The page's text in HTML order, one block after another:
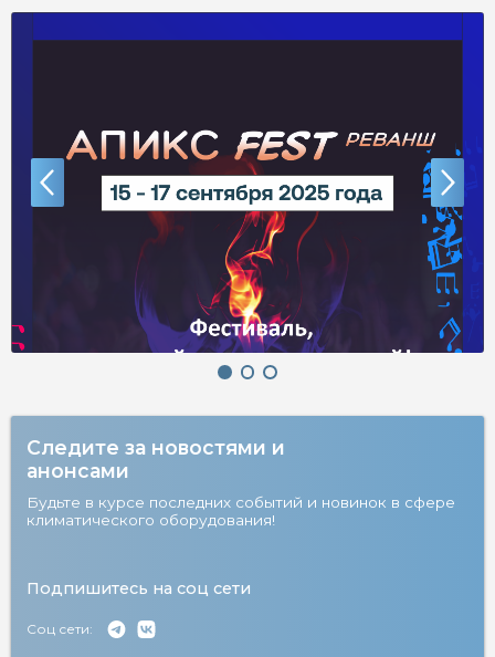
Следите за новостями и
анонсами
Будьте в курсе последних событий и новинок в сфере
климатического оборудования!
Подпишитесь на соц сети
Соц сети: